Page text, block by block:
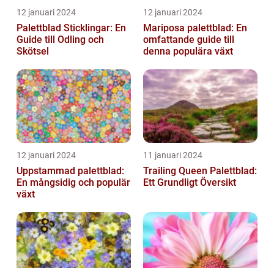
12 januari 2024
Palettblad Sticklingar: En
Guide till Odling och
Skötsel
12 januari 2024
Mariposa palettblad: En
omfattande guide till
denna populära växt
12 januari 2024
Uppstammad palettblad:
En mångsidig och populär
växt
11 januari 2024
Trailing Queen Palettblad:
Ett Grundligt Översikt